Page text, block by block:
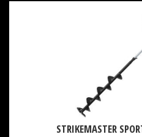
STRIKEMASTER